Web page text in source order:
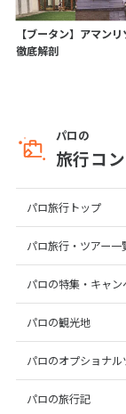
【ブータン】アマン
徹底解剖
パロの
旅行コ
パロ旅行トップ
パロ旅行・ツアー一
パロの特集・キャン
パロの観光地
パロのオプショナル
パロの旅行記